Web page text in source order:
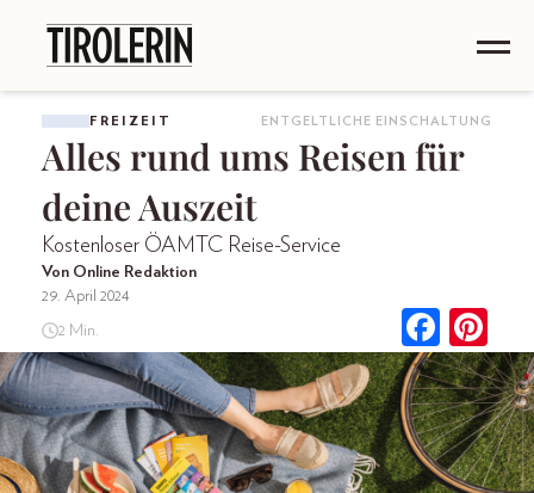
FREIZEIT ENTGELTLICHE EINSCHALTUNG
Alles rund ums Reisen für
deine Auszeit
Kostenloser ÖAMTC Reise-Service
Von Online Redaktion
29. April 2024
2 Min.